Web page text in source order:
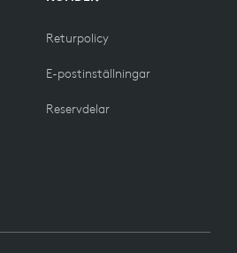
Returpolicy
E-postinställningar
Reservdelar